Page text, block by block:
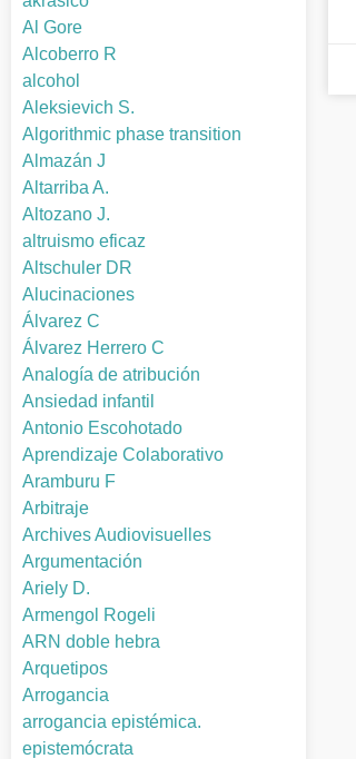
Al Gore
Alcoberro R
alcohol
Aleksievich S.
Algorithmic phase transition
Almazán J
Altarriba A.
Altozano J.
altruismo eficaz
Altschuler DR
Alucinaciones
Álvarez C
Álvarez Herrero C
Analogía de atribución
Ansiedad infantil
Antonio Escohotado
Aprendizaje Colaborativo
Aramburu F
Arbitraje
Archives Audiovisuelles
Argumentación
Ariely D.
Armengol Rogeli
ARN doble hebra
Arquetipos
Arrogancia
arrogancia epistémica.
epistemócrata